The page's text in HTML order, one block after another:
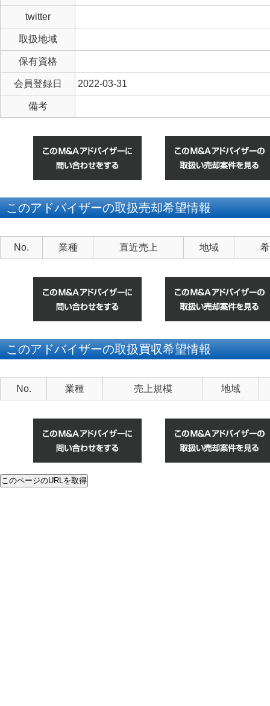
twitter
取扱地域
保有資格
会員登録日 2022-03-31
備考
このアドバイザーの取扱売却希望情報
No. 業種 直近売上 地域
このアドバイザーの取扱買収希望情報
No. 業種 売上規模 地域